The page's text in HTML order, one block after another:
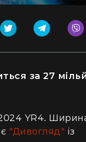
за 27
YR4.
"Дивогляд" із